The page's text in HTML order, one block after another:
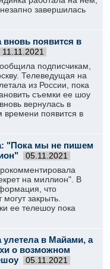
завершилась
появится в
11.11.2021
подписчикам,
Телеведущая на
из России, пока
съемки ее шоу
вернулась в
времени появится в
"Пока мы не пишем
05.11.2021
на миллион". В
что
закрыть.
ее телешоу пока
улетела в Майами, а
о возможном
05.11.2021